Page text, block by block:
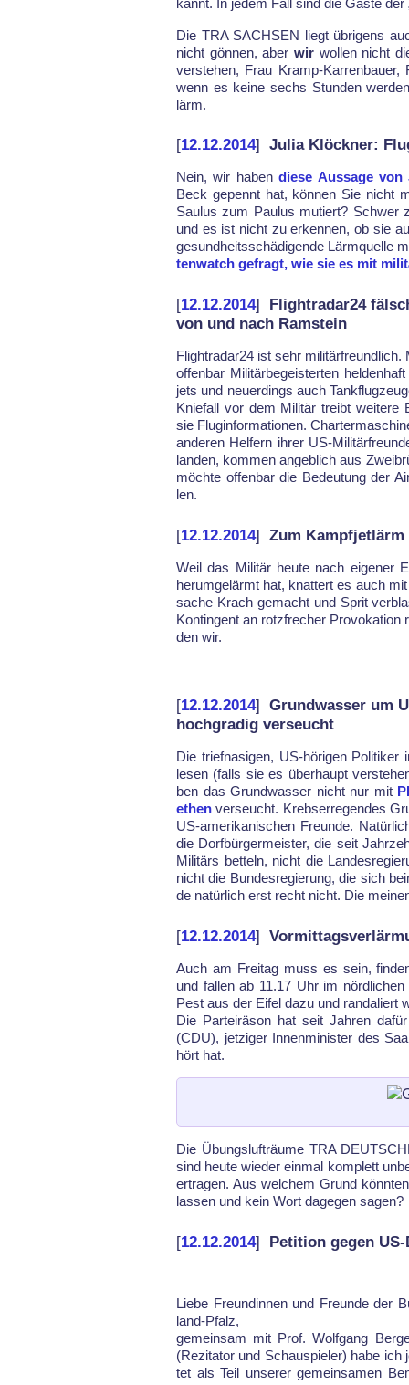
kannt. In je­dem Fall sind die Gäs­te
Die TRA SACH­SEN liegt üb­ri­gens
nicht gön­nen, aberwir wol­len nicht
ver­ste­hen, Frau Kramp-
wenn es kei­ne sechs Stun­den
lärm.
[12.12.2014] Julia Klöckner:
Nein, wir ha­bendie­se Aus­sa­ge
Beck ge­pennt hat, kön­nen Sie nicht
Sau­lus zum Pau­lus mu­tiert? Schwer
und es ist nicht zu er­ken­nen, ob sie
ge­sund­heits­schä­di­gen­de Lärm­quel­le
ten­watch ge­fragt, wie sie es mit
[12.12.2014] Flightradar24
von und nach Ramstein
Flightra­dar24 ist sehr
of­fen­bar Mi­litär­be­geis­ter­ten
jets und neu­er­dings auch
Knie­fall vor dem Mi­litär treibt wei­te­re
sie Flu­g­in­for­ma­tio­nen.
an­de­ren Hel­fern ih­rer US-
lan­den, kom­men an­geb­lich aus
möch­te of­fen­bar die Be­deu­tung der
len.
[12.12.2014] Zum
Weil das Mi­litär heu­te nach ei­ge­ner
her­um­gelärmt hat, knat­tert es auch
sa­che Krach ge­macht und Sprit
Kon­tin­gent an rotz­fre­cher
den wir.
[12.12.2014] Grundwasser um
hochgradig verseucht
Die trief­na­si­gen, US-hö­ri­gen
le­sen (falls sie es über­haupt
ben das Grund­was­ser nicht nur mit
ethen ver­seucht. Krebser­re­gen­des
US-ame­ri­ka­ni­schen Freun­de.
die Dorf­bür­ger­meis­ter, die seit
Mi­litärs bet­teln, nicht die
nicht die Bun­des­re­gie­rung, die sich
de natür­lich erst recht nicht. Die
[12.12.2014]
Auch am Frei­tag muss es sein,
und fal­len ab 11.17 Uhr im
Pest aus der Ei­fel da­zu und ran­da­liert
Die Par­teirä­son hat seit Jah­ren
(CDU), jet­zi­ger In­nen­mi­nis­ter des
hört hat.
Die Übungslufträume TRA
sind heute wieder ein­mal komplett
er­tra­gen. Aus wel­chem Grund
las­sen und kein Wort da­ge­gen sa­gen?
[12.12.2014] Petition gegen
Lie­be Freun­din­nen und Freun­de der
land-Pfalz,
ge­mein­sam mit Prof. Wolf­gang
(Re­zi­ta­tor und Schau­spie­ler) ha­be
tet als Teil un­se­rer ge­mein­sa­men